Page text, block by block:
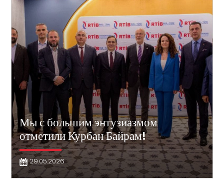
Мы с большим энтузиазмом
отметили Курбан Байрам!
29.05.2026